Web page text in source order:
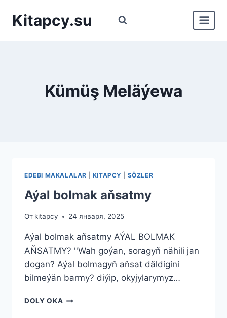
Kitapcy.su
Kümüş Meläýewa
EDEBI MAKALALAR KITAPCY SÖZLER
Aýal bolmak aňsatmy
От kitapcy 24 января, 2025
Aýal bolmak aňsatmy AÝAL BOLMAK
AŇSATMY? ''Wah goýan, soragyň nähili jan
dogan? Aýal bolmagyň aňsat däldigini
bilmeýän barmy? diýip, okyjylarymyz…
DOLY OKA AÝAL